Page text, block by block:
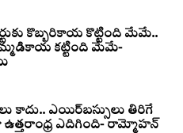
కొబ్బరికాయ కొట్టింది మేమే..
కట్టింది మేమే-
కాదు.. ఎయిర్‌బస్సులు తిరిగే
ఉత్తరాంధ్ర ఎదిగింది- రామ్మోహన్